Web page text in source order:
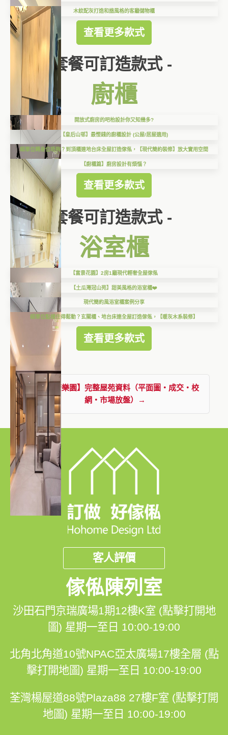
木紋配灰打造和諧風格的客廳儲物櫃
查看更多款式
套餐可訂造款式 -
廚櫃
開放式廚房的吧枱設計你又知幾多?
【皇后山邨】最慳錢的廚櫃設計 (公屋/居屋適用)
細單位轉身位唔夠？到頂櫃連地台床全屋訂造傢俬，【現代簡約裝修】放大實用空間
【廚櫃篇】廚房設計有煩惱？
查看更多款式
套餐可訂造款式 -
浴室櫃
【富景花園】2房1廳現代輕奢全屋傢俬
【土瓜灣冠山苑】甜美風格的浴室櫃❤️
現代簡約風浴室櫃案例分享
細單位點樣住得鬆動？玄關櫃、地台床連全屋訂造傢俬，【暖灰木系裝修】
查看更多款式
查看【康樂園】完整屋苑資料（平面圖・成交・校
網・市場放盤）→
客人評價
傢俬陳列室
沙田石門京瑞廣場1期12樓K室 (點擊打開地
圖) 星期一至日 10:00-19:00
北角北角道10號NPAC亞太廣場17樓全層 (點
擊打開地圖) 星期一至日 10:00-19:00
荃灣楊屋道88號Plaza88 27樓F室 (點擊打開
地圖) 星期一至日 10:00-19:00